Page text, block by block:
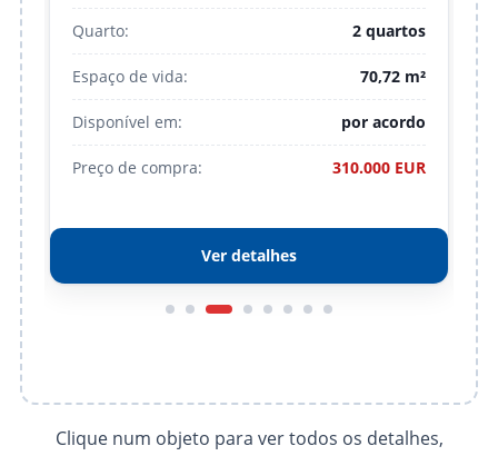
Quarto: 2 quartos
Espaço de vida: 70,72 m²
Disponível em: por acordo
Preço de compra: 310.000 EUR
Ver detalhes
Clique num objeto para ver todos os detalhes,